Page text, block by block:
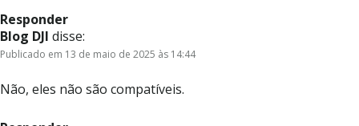
Responder
Blog DJI disse:
Publicado em 13 de maio de 2025 às 14:44
Não, eles não são compatíveis.